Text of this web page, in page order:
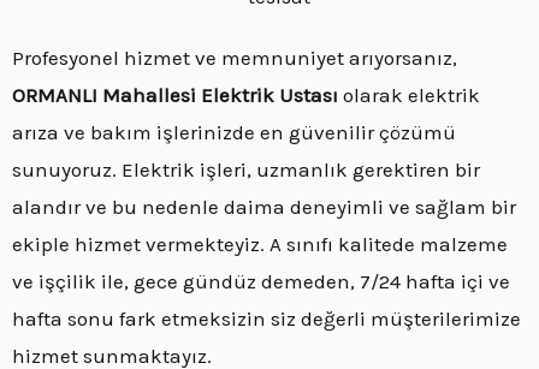
Profesyonel hizmet ve memnuniyet arıyorsanız,
ORMANLI Mahallesi Elektrik Ustası olarak elektrik
arıza ve bakım işlerinizde en güvenilir çözümü
sunuyoruz. Elektrik işleri, uzmanlık gerektiren bir
alandır ve bu nedenle daima deneyimli ve sağlam bir
ekiple hizmet vermekteyiz. A sınıfı kalitede malzeme
ve işçilik ile, gece gündüz demeden, 7/24 hafta içi ve
hafta sonu fark etmeksizin siz değerli müşterilerimize
hizmet sunmaktayız.